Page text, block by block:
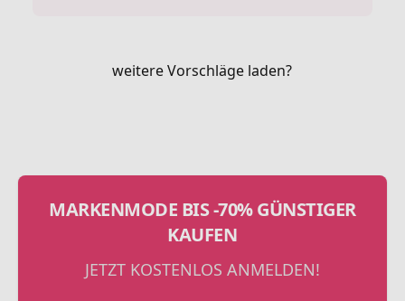
weitere Vorschläge laden?
MARKENMODE BIS -70% GÜNSTIGER
KAUFEN
JETZT KOSTENLOS ANMELDEN!